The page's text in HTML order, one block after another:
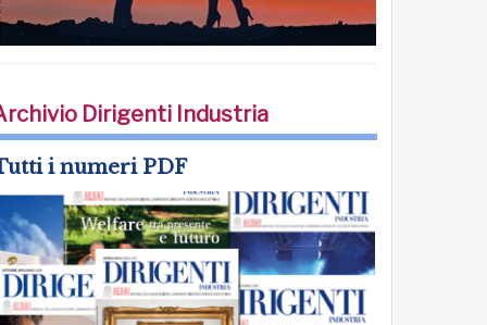
Dirigenti Industria
i numeri PDF